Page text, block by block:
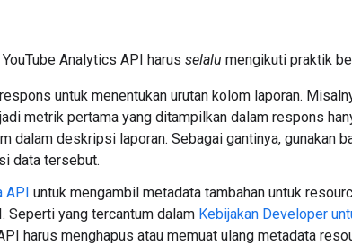
Analytics API harus selalu mengikuti praktik
respons untuk menentukan urutan kolom laporan.
metrik pertama yang ditampilkan dalam respons
dalam deskripsi laporan. Sebagai gantinya, gunakan
data tersebut.
API untuk mengambil metadata tambahan untuk
Seperti yang tercantum dalam Kebijakan Developer
API harus menghapus atau memuat ulang metadata